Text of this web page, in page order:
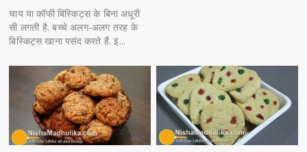
चाय या कॉफी बिस्किट्स के बिना अधूरी
सी लगती है. बच्चे अलग-अलग तरह के
बिस्किट्स खाना पसंद करते हैं. इ...